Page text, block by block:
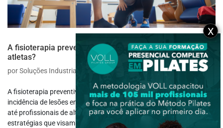
A fisioterapia preventiva é útil para evitar lesões em
atletas?
porSoluções Industriais mar 27, 2023 |Fisioterapia Desportiva
A fisioterapia preventiva pode ser uma ótima solução para reduzir a
incidência de lesões em atletas de todos os níveis, desde amadores
até profissionais de alto desempenho. Por meio de técnicas e
estratégias que visam fortalecer os músculos, melhorar a
X